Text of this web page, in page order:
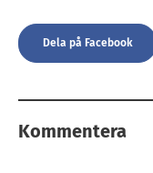
Dela på Facebook
Kommentera